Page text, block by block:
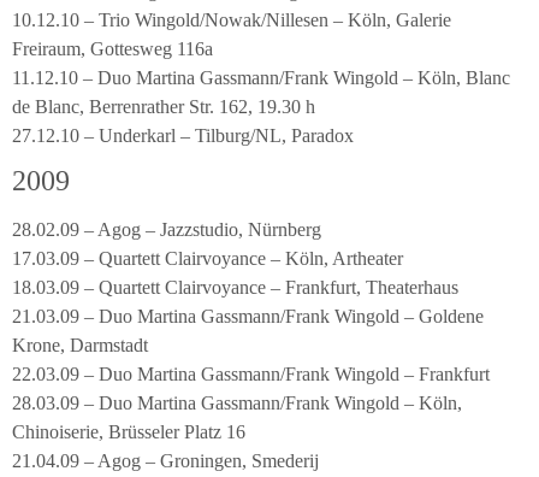
10.12.10 – Trio Wingold/Nowak/Nillesen – Köln, Galerie
Freiraum, Gottesweg 116a
11.12.10 – Duo Martina Gassmann/Frank Wingold – Köln, Blanc
de Blanc, Berrenrather Str. 162, 19.30 h
27.12.10 – Underkarl – Tilburg/NL, Paradox
2009
28.02.09 – Agog – Jazzstudio, Nürnberg
17.03.09 – Quartett Clairvoyance – Köln, Artheater
18.03.09 – Quartett Clairvoyance – Frankfurt, Theaterhaus
21.03.09 – Duo Martina Gassmann/Frank Wingold – Goldene
Krone, Darmstadt
22.03.09 – Duo Martina Gassmann/Frank Wingold – Frankfurt
28.03.09 – Duo Martina Gassmann/Frank Wingold – Köln,
Chinoiserie, Brüsseler Platz 16
21.04.09 – Agog – Groningen, Smederij